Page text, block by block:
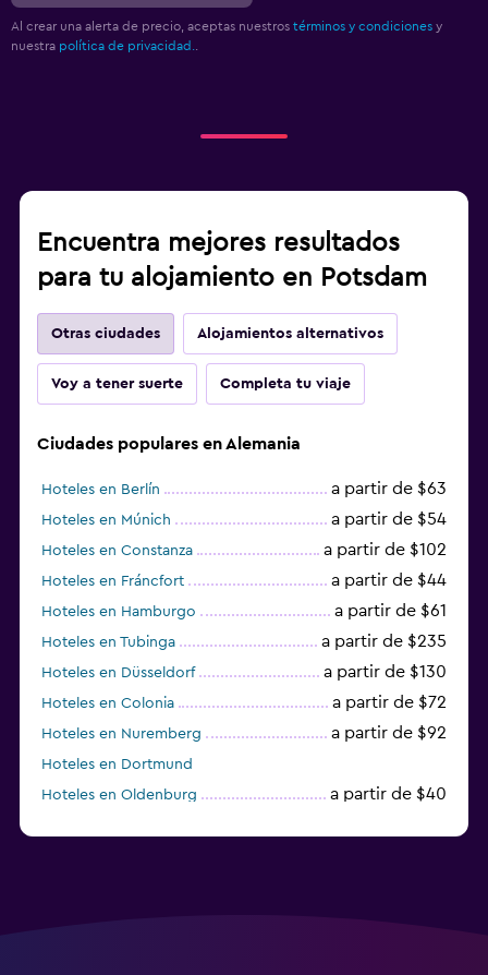
Al crear una alerta de precio, aceptas nuestros términos y condiciones y
nuestra política de privacidad.
Encuentra mejores resultados
para tu alojamiento en Potsdam
Otras ciudades Alojamientos alternativos
Voy a tener suerte Completa tu viaje
Ciudades populares en Alemania
Hoteles en Berlín a partir de $63
Hoteles en Múnich a partir de $54
Hoteles en Constanza a partir de $102
Hoteles en Fráncfort a partir de $44
Hoteles en Hamburgo a partir de $61
Hoteles en Tubinga a partir de $235
Hoteles en Düsseldorf a partir de $130
Hoteles en Colonia a partir de $72
Hoteles en Nuremberg a partir de $92
Hoteles en Dortmund
Hoteles en Oldenburg
a partir de $40